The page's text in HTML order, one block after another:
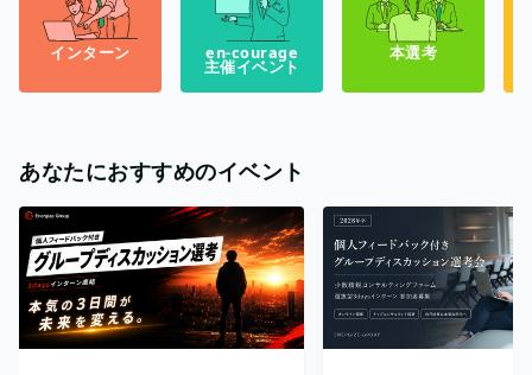
インターン en-courage
主催イベント
本選考
あなたにおすすめのイベント